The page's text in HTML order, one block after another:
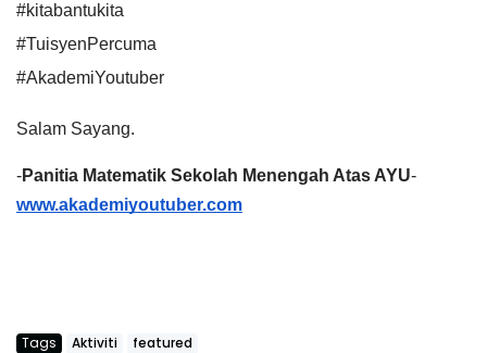
#kitabantukita
#TuisyenPercuma
#AkademiYoutuber
Salam Sayang.
-Panitia Matematik Sekolah Menengah Atas AYU-
www.akademiyoutuber.com
Tags Aktiviti featured